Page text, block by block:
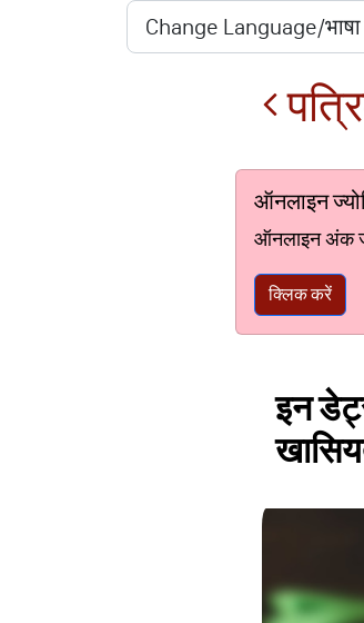
ऑनलाइन
ऑनलाइन अंक
क्लिक करें
इन